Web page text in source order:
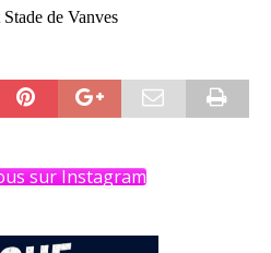
de Vanves
sur Instagram